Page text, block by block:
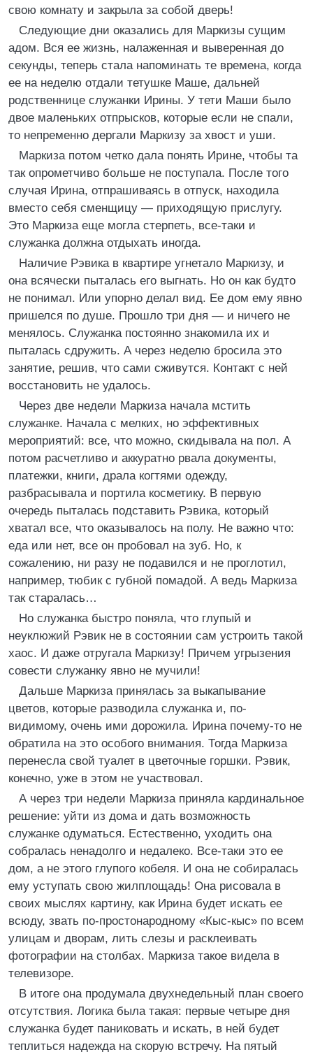
свою комнату и закрыла за собой дверь!
Следующие дни оказались для Маркизы сущим
адом. Вся ее жизнь, налаженная и выверенная до
секунды, теперь стала напоминать те времена, когда
ее на неделю отдали тетушке Маше, дальней
родственнице служанки Ирины. У тети Маши было
двое маленьких отпрысков, которые если не спали,
то непременно дергали Маркизу за хвост и уши.
Маркиза потом четко дала понять Ирине, чтобы та
так опрометчиво больше не поступала. После того
случая Ирина, отпрашиваясь в отпуск, находила
вместо себя сменщицу — приходящую прислугу.
Это Маркиза еще могла стерпеть, все-таки и
служанка должна отдыхать иногда.
Наличие Рэвика в квартире угнетало Маркизу, и
она всячески пыталась его выгнать. Но он как будто
не понимал. Или упорно делал вид. Ее дом ему явно
пришелся по душе. Прошло три дня — и ничего не
менялось. Служанка постоянно знакомила их и
пыталась сдружить. А через неделю бросила это
занятие, решив, что сами сживутся. Контакт с ней
восстановить не удалось.
Через две недели Маркиза начала мстить
служанке. Начала с мелких, но эффективных
мероприятий: все, что можно, скидывала на пол. А
потом расчетливо и аккуратно рвала документы,
платежки, книги, драла когтями одежду,
разбрасывала и портила косметику. В первую
очередь пыталась подставить Рэвика, который
хватал все, что оказывалось на полу. Не важно что:
еда или нет, все он пробовал на зуб. Но, к
сожалению, ни разу не подавился и не проглотил,
например, тюбик с губной помадой. А ведь Маркиза
так старалась…
Но служанка быстро поняла, что глупый и
неуклюжий Рэвик не в состоянии сам устроить такой
хаос. И даже отругала Маркизу! Причем угрызения
совести служанку явно не мучили!
Дальше Маркиза принялась за выкапывание
цветов, которые разводила служанка и, по-
видимому, очень ими дорожила. Ирина почему-то не
обратила на это особого внимания. Тогда Маркиза
перенесла свой туалет в цветочные горшки. Рэвик,
конечно, уже в этом не участвовал.
А через три недели Маркиза приняла кардинальное
решение: уйти из дома и дать возможность
служанке одуматься. Естественно, уходить она
собралась ненадолго и недалеко. Все-таки это ее
дом, а не этого глупого кобеля. И она не собиралась
ему уступать свою жилплощадь! Она рисовала в
своих мыслях картину, как Ирина будет искать ее
всюду, звать по-простонародному «Кыс-кыс» по всем
улицам и дворам, лить слезы и расклеивать
фотографии на столбах. Маркиза такое видела в
телевизоре.
В итоге она продумала двухнедельный план своего
отсутствия. Логика была такая: первые четыре дня
служанка будет паниковать и искать, в ней будет
теплиться надежда на скорую встречу. На пятый